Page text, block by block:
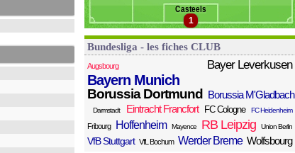
1
Casteels
Bundesliga - les fiches CLUB
Augsbourg Bayer Leverkusen
Bayern Munich
Borussia Dortmund Borussia M'Gladbach
Darmstadt Eintracht Francfort FC Cologne FC Heidenheim
Fribourg Hoffenheim Mayence RB Leipzig Union Berlin
VfB Stuttgart VfL Bochum Werder Breme Wolfsbourg